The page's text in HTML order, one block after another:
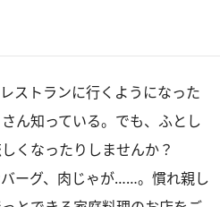
ストランに行くようになった
ん知っている。でも、ふとし
くなったりしませんか？
ーグ、肉じゃが……。慣れ親し